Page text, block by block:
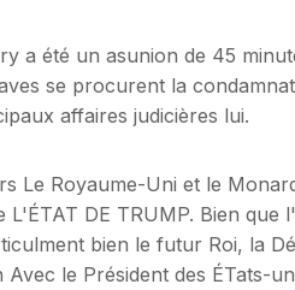
a été un asunion de 45
se procurent la
affaires judicières lui.
Le Royaume-Uni et le
L'ÉTAT DE TRUMP. Bien que
bien le futur Roi, la
le Président des ÉTats-